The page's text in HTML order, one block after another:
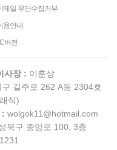
메일 무단수집거부
용안내
버전
사장 : 이훈상
길주로 262 A동 2304호
식)
: wolgok11@hotmail.com
북구 종암로 100, 3층